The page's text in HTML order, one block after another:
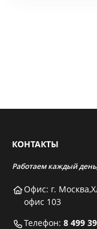
КОНТАКТЫ
Работаем каждый
Офис: г.
офис 103
Телефон: 8 499